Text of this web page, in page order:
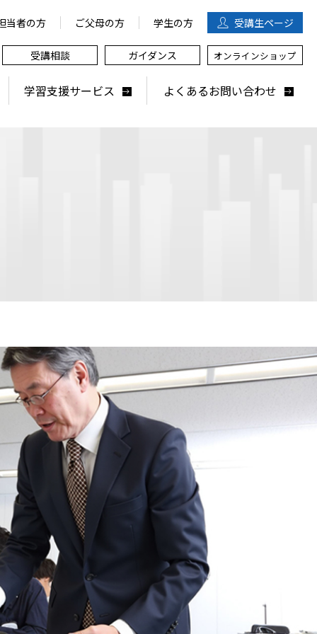
学習支援サービス よくあるお問い合わせ
受講生ページ
当者の方 ご父母の方 学生の方
受講相談 ガイダンス オンラインショップ